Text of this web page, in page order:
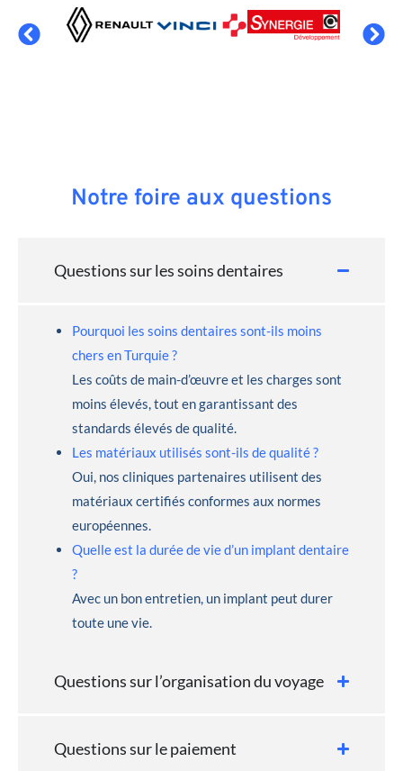
Notre foire aux questions
Questions sur les soins dentaires
Pourquoi les soins dentaires sont-ils moins
chers en Turquie ?
Les coûts de main-d’œuvre et les charges sont
moins élevés, tout en garantissant des
standards élevés de qualité.
Les matériaux utilisés sont-ils de qualité ?
Oui, nos cliniques partenaires utilisent des
matériaux certifiés conformes aux normes
européennes.
Quelle est la durée de vie d’un implant dentaire
?
Avec un bon entretien, un implant peut durer
toute une vie.
Questions sur l’organisation du voyage
Questions sur le paiement